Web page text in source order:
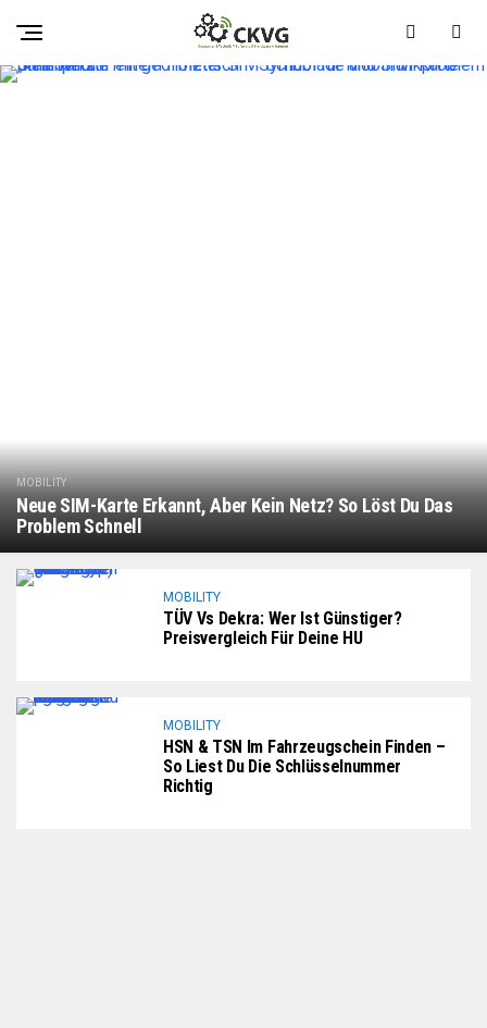
MOBILITY
Neue SIM-Karte Erkannt, Aber Kein Netz? So Löst Du Das
Problem Schnell
MOBILITY
TÜV Vs Dekra: Wer Ist Günstiger?
Preisvergleich Für Deine HU
MOBILITY
HSN & TSN Im Fahrzeugschein Finden –
So Liest Du Die Schlüsselnummer
Richtig